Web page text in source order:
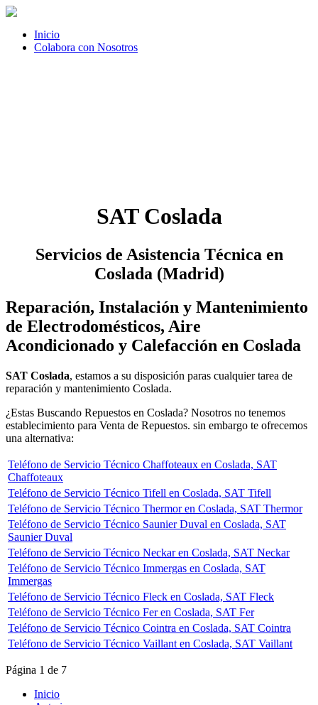
Inicio
Colabora con Nosotros
SAT Coslada
Servicios de Asistencia Técnica en
Coslada (Madrid)
Reparación, Instalación y Mantenimiento
de Electrodomésticos, Aire
Acondicionado y Calefacción en Coslada
SAT Coslada, estamos a su disposición paras cualquier tarea de
reparación y mantenimiento Coslada.
¿Estas Buscando Repuestos en Coslada? Nosotros no tenemos
establecimiento para Venta de Repuestos. sin embargo te ofrecemos
una alternativa:
Teléfono de Servicio Técnico Chaffoteaux en Coslada, SAT
Chaffoteaux
Teléfono de Servicio Técnico Tifell en Coslada, SAT Tifell
Teléfono de Servicio Técnico Thermor en Coslada, SAT Thermor
Teléfono de Servicio Técnico Saunier Duval en Coslada, SAT
Saunier Duval
Teléfono de Servicio Técnico Neckar en Coslada, SAT Neckar
Teléfono de Servicio Técnico Immergas en Coslada, SAT
Immergas
Teléfono de Servicio Técnico Fleck en Coslada, SAT Fleck
Teléfono de Servicio Técnico Fer en Coslada, SAT Fer
Teléfono de Servicio Técnico Cointra en Coslada, SAT Cointra
Teléfono de Servicio Técnico Vaillant en Coslada, SAT Vaillant
Página 1 de 7
Inicio